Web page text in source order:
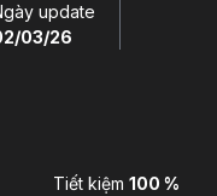
update
03/26
Tiết kiệm 100 %